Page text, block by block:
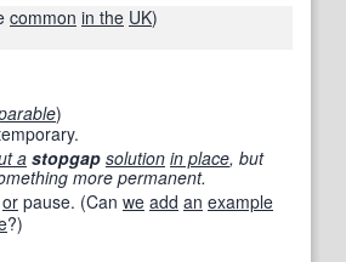
common in the UK)
)
a stopgap solution in place, but
more permanent.
or pause. (Can we add an example
?)